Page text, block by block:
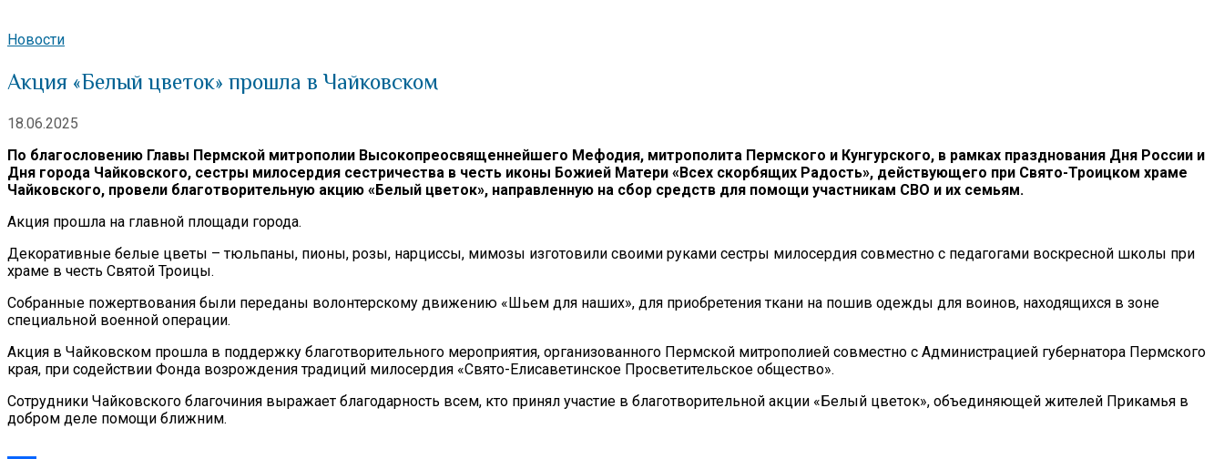
Новости
Акция «Белый цветок» прошла в Чайковском
18.06.2025
По благословению Главы Пермской митрополии Высокопреосвященнейшего Мефодия, митрополита Пермского и Кунгурского, в рамках празднования Дня России и
Дня города Чайковского, сестры милосердия сестричества в честь иконы Божией Матери «Всех скорбящих Радость», действующего при Свято-Троицком храме
Чайковского, провели благотворительную акцию «Белый цветок», направленную на сбор средств для помощи участникам СВО и их семьям.
Акция прошла на главной площади города.
Декоративные белые цветы – тюльпаны, пионы, розы, нарциссы, мимозы изготовили своими руками сестры милосердия совместно с педагогами воскресной школы при
храме в честь Святой Троицы.
Собранные пожертвования были переданы волонтерскому движению «Шьем для наших», для приобретения ткани на пошив одежды для воинов, находящихся в зоне
специальной военной операции.
Акция в Чайковском прошла в поддержку благотворительного мероприятия, организованного Пермской митрополией совместно с Администрацией губернатора Пермского
края, при содействии Фонда возрождения традиций милосердия «Свято-Елисаветинское Просветительское общество».
Сотрудники Чайковского благочиния выражает благодарность всем, кто принял участие в благотворительной акции «Белый цветок», объединяющей жителей Прикамья в
добром деле помощи ближним.